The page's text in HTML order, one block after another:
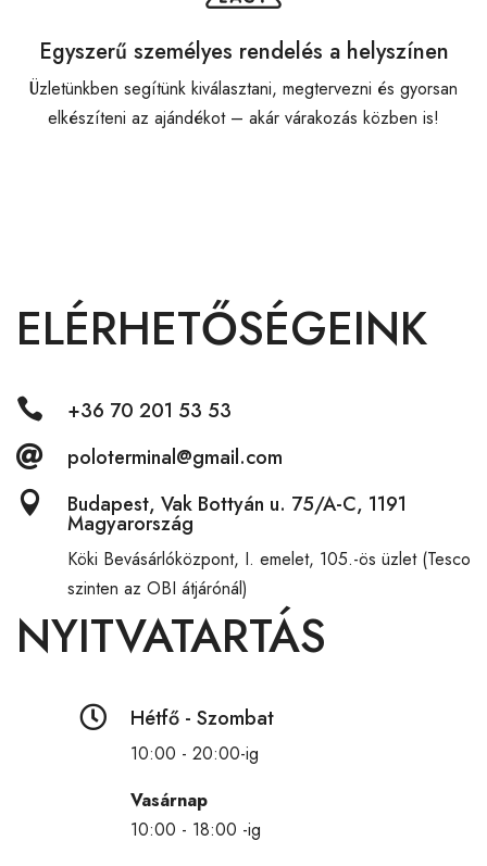
Egyszerű személyes rendelés a helyszínen
Üzletünkben segítünk kiválasztani, megtervezni és gyorsan
elkészíteni az ajándékot – akár várakozás közben is!
ELÉRHETŐSÉGEINK
 +36 70 201 53 53
 poloterminal@gmail.com
 Budapest, Vak Bottyán u. 75/A-C, 1191
Magyarország
Köki Bevásárlóközpont, I. emelet, 105.-ös üzlet (Tesco
szinten az OBI átjárónál)
NYITVATARTÁS
 Hétfő - Szombat
10:00 - 20:00-ig
Vasárnap
10:00 - 18:00 -ig